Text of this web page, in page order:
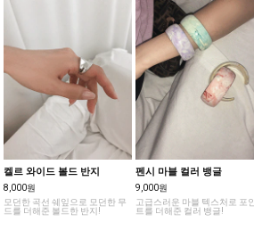
켈르 와이드 볼드 반지
8,000원
모던한 곡선 쉐잎으로 모던한 무
드를 더해준 볼드한 반지!
펜시 마블 컬러 뱅글
9,000원
고급스러운 마블 텍스처로 포인
트를 더해준 컬러 뱅글!